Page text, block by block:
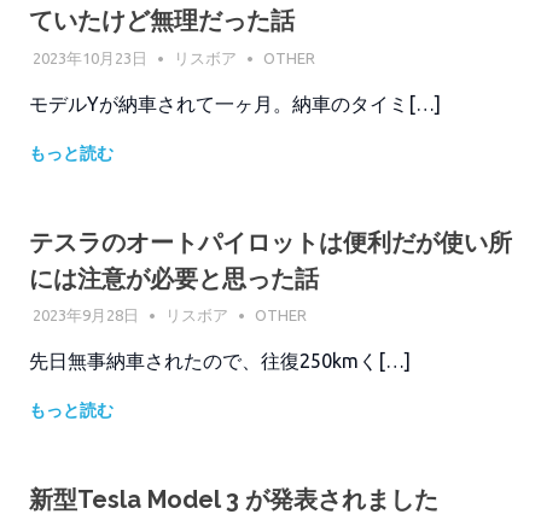
ていたけど無理だった話
2023年10月23日 リスボア OTHER
モデルYが納車されて一ヶ月。納車のタイミ[…]
もっと読む
テスラのオートパイロットは便利だが使い所
には注意が必要と思った話
2023年9月28日 リスボア OTHER
先日無事納車されたので、往復250kmく[…]
もっと読む
新型Tesla Model 3 が発表されました